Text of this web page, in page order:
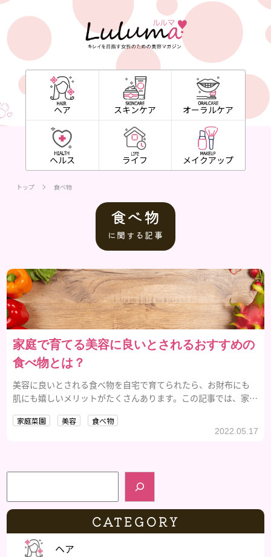
ヘア スキンケア オーラルケア
ヘルス ライフ メイクアップ
トップ 食べ物
食べ物
に関する記事
家庭で育てる美容に良いとされるおすすめの
食べ物とは？
美容に良いとされる食べ物を自宅で育てられたら、お財布にも
肌にも嬉しいメリットがたくさんあります。この記事では、家庭
家庭菜園 美容 食べ物
2022.05.17
検索
CATEGORY
ヘア